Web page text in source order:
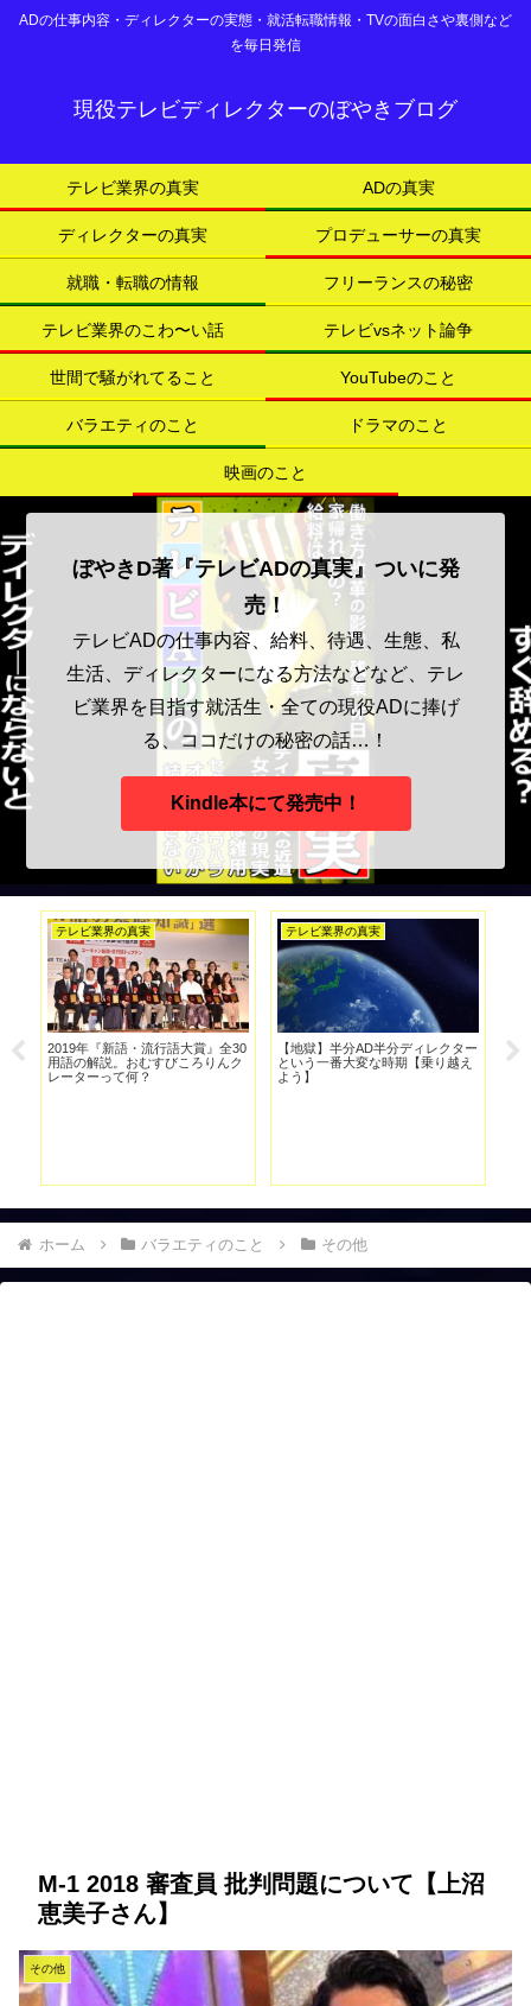
ADの仕事内容・ディレクターの実態・就活転職情報・TVの面白さや裏側など
を毎日発信
現役テレビディレクターのぼやきブログ
テレビ業界の真実 ADの真実
ディレクターの真実 プロデューサーの真実
就職・転職の情報 フリーランスの秘密
テレビ業界のこわ〜い話 テレビvsネット論争
世間で騒がれてること YouTubeのこと
バラエティのこと ドラマのこと
映画のこと
ぼやきD著『テレビADの真実』ついに発
売！
テレビADの仕事内容、給料、待遇、生態、私
生活、ディレクターになる方法などなど、テレ
ビ業界を目指す就活生・全ての現役ADに捧げ
る、ココだけの秘密の話…！
Kindle本にて発売中！
テレビ業界の真実
2019年『新語・流行語大賞』全30
用語の解説。おむすびころりんク
レーターって何？
テレビ業界の真実
【地獄】半分AD半分ディレクター
という一番大変な時期【乗り越え
よう】
ベ
な
ホーム バラエティのこと その他
M-1 2018 審査員 批判問題について【上沼
恵美子さん】
その他